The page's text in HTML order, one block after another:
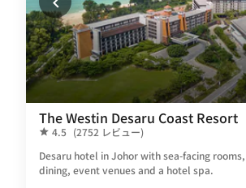
The Westin Desaru Coast Resort
4.5 (2752 レビュー)
Desaru hotel in Johor with sea-facing
dining, event venues and a hotel spa.